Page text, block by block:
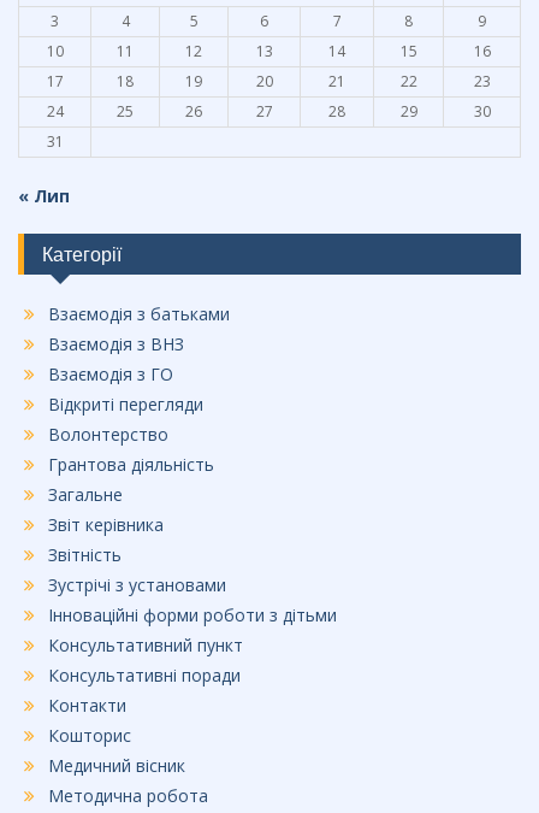
3
4 5 6 7 8
9
10
11 12 13 14 15
16
17
18 19 20 21 22
23
24
25 26 27 28 29
30
31
« Лип
Категорії
Взаємодія з батьками
Взаємодія з ВНЗ
Взаємодія з ГО
Відкриті перегляди
Волонтерство
Грантова діяльність
Загальне
Звіт керівника
Звітність
Зустрічі з установами
Інноваційні форми роботи з дітьми
Консультативний пункт
Консультативні поради
Контакти
Кошторис
Медичний вісник
Методична робота